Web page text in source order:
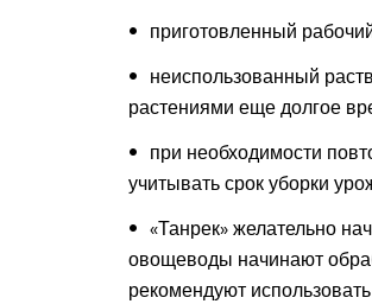
приготовленный
неиспользованный
растениями еще долгое
при необходимости
учитывать срок уборки
«Танрек» желательно
овощеводы начинают
рекомендуют